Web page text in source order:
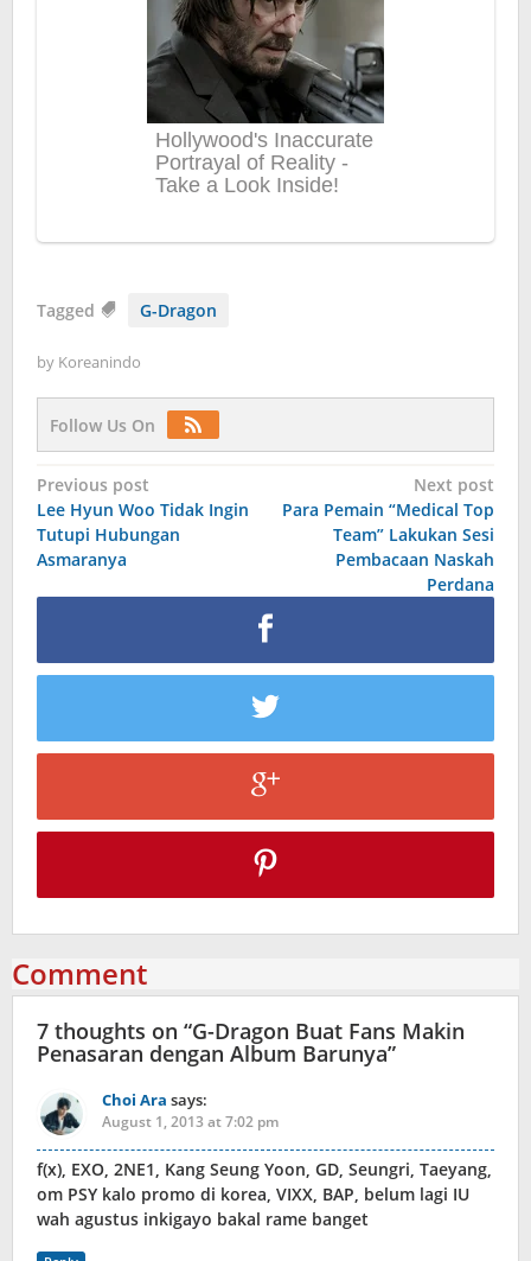
Tagged G-Dragon
by Koreanindo
Follow Us On
Post
navigation
Previous post
Lee Hyun Woo Tidak Ingin
Tutupi Hubungan
Asmaranya
Next post
Para Pemain “Medical Top
Team” Lakukan Sesi
Pembacaan Naskah
Perdana
Comment
7 thoughts on “G-Dragon Buat Fans Makin
Penasaran dengan Album Barunya”
Choi Ara says:
August 1, 2013 at 7:02 pm
f(x), EXO, 2NE1, Kang Seung Yoon, GD, Seungri, Taeyang,
om PSY kalo promo di korea, VIXX, BAP, belum lagi IU
wah agustus inkigayo bakal rame banget